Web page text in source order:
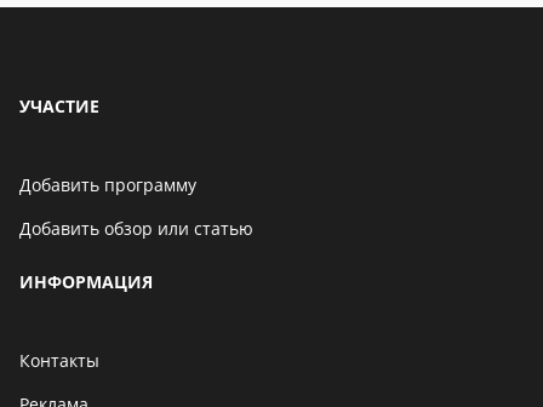
УЧАСТИЕ
Добавить программу
Добавить обзор или статью
ИНФОРМАЦИЯ
Контакты